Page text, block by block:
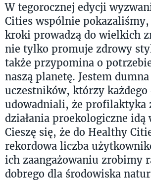
W tegorocznej edycji
Cities wspólnie pokazaliśmy,
kroki prowadzą do wielkich
nie tylko promuje zdrowy
także przypomina o
naszą planetę. Jestem
uczestników, którzy każdego
udowadniali, że profilaktyka
działania proekologiczne idą
Cieszę się, że do Healthy
rekordowa liczba
ich zaangażowaniu zrobimy
dobrego dla środowiska